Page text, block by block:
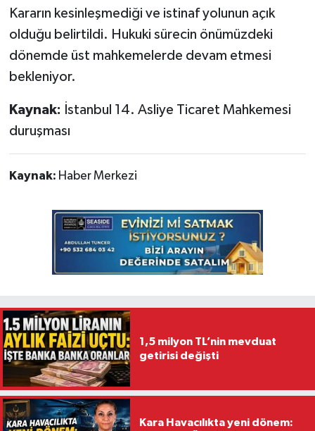
Kararın kesinleşmediği ve istinaf yolunun açık
olduğu belirtildi. Hukuki sürecin önümüzdeki
dönemde üst mahkemelerde devam etmesi
bekleniyor.
Kaynak: İstanbul 14. Asliye Ticaret Mahkemesi
duruşması
Kaynak: Haber Merkezi
1,5 milyon TL’nin mevduat
getirisi değişti
Kara Havacılıkta yeni dönem: